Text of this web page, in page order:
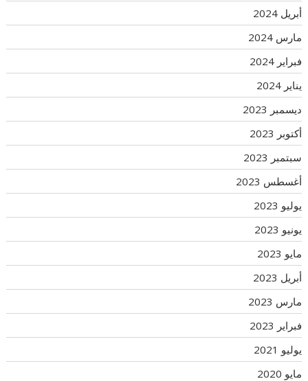
أبريل 2024
مارس 2024
فبراير 2024
يناير 2024
ديسمبر 2023
أكتوبر 2023
سبتمبر 2023
أغسطس 2023
يوليو 2023
يونيو 2023
مايو 2023
أبريل 2023
مارس 2023
فبراير 2023
يوليو 2021
مايو 2020